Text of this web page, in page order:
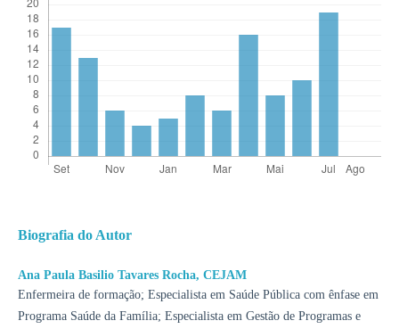
Biografia do Autor
Ana Paula Basilio Tavares Rocha, CEJAM
Enfermeira de formação; Especialista em Saúde Pública com ênfase em
Programa Saúde da Família; Especialista em Gestão de Programas e